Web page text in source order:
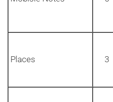
Places 3